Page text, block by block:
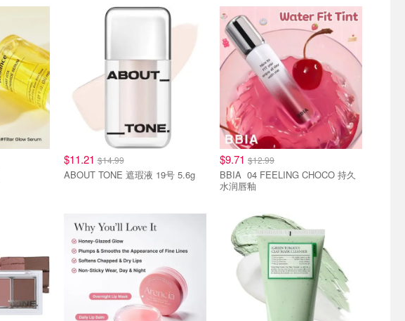
$11.21$14.99
ABOUT TONE 遮瑕液 19号 5.6g
$9.71 $12.99
BBIA 04 FEELING CHOCO 持久
水润唇釉